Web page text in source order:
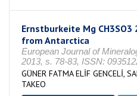
Ernstburkeite Mg
from Antarctica
European Journal of
2013, s. 78-83, ISSN:
GÜNER FATMA ELİF GENCELİ,
TAKEO